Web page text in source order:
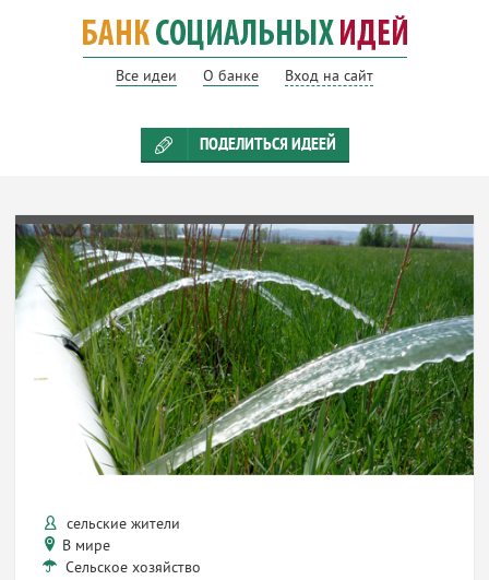
Все идеи О банке Вход на сайт
ПОДЕЛИТЬСЯ ИДЕЕЙ
сельские жители
В мире
Сельское хозяйство